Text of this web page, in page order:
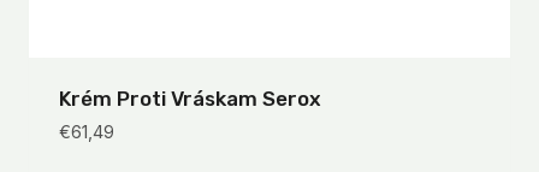
Krém Proti Vráskam Serox
€61,49